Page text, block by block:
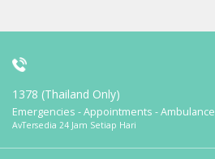
1378 (Thailand Only)
Emergencies - Appointments - Ambulance
AvTersedia 24 Jam Setiap Hari